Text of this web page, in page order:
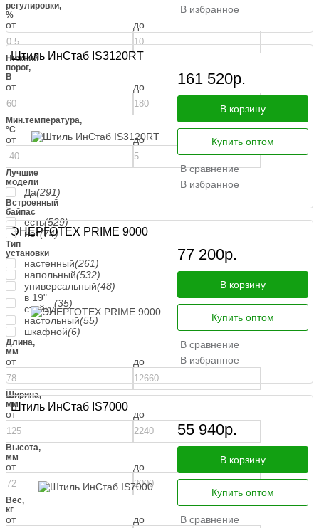
регулировки,
%
от до
Нижний
порог,
В
от до
Мин.температура,
°С
от до
Лучшие
модели
Да(291)
Встроенный
байпас
есть(529)
нет(74)
Тип
установки
настенный(261)
напольный(532)
универсальный(48)
в 19"
стойку(35)
настольный(55)
шкафной(6)
Длина,
мм
от до
Ширина,
мм
от до
Высота,
мм
от до
Вес,
кг
от до
В избранное
Штиль ИнСтаб IS3120RT
161 520р.
В корзину
Купить оптом
В сравнение
В избранное
ЭНЕРГОТЕХ PRIME 9000
77 200р.
В корзину
Купить оптом
В сравнение
В избранное
Штиль ИнСтаб IS7000
55 940р.
В корзину
Купить оптом
В сравнение